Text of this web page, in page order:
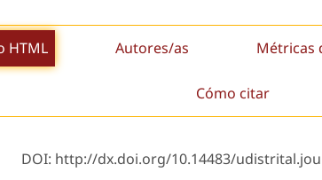
HTML Autores/as Métricas
Cómo citar
DOI: http://dx.doi.org/10.14483/